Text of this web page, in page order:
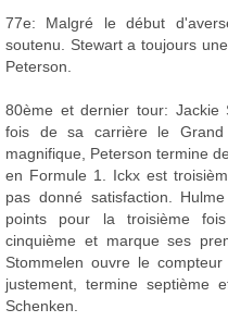
77e: Malgré le début
soutenu. Stewart a toujours
Peterson.
80ème et dernier tour: Jackie
fois de sa carrière le Grand
magnifique, Peterson termine
en Formule 1. Ickx est
pas donné satisfaction.
points pour la troisième
cinquième et marque ses
Stommelen ouvre le
justement, termine septième
Schenken.